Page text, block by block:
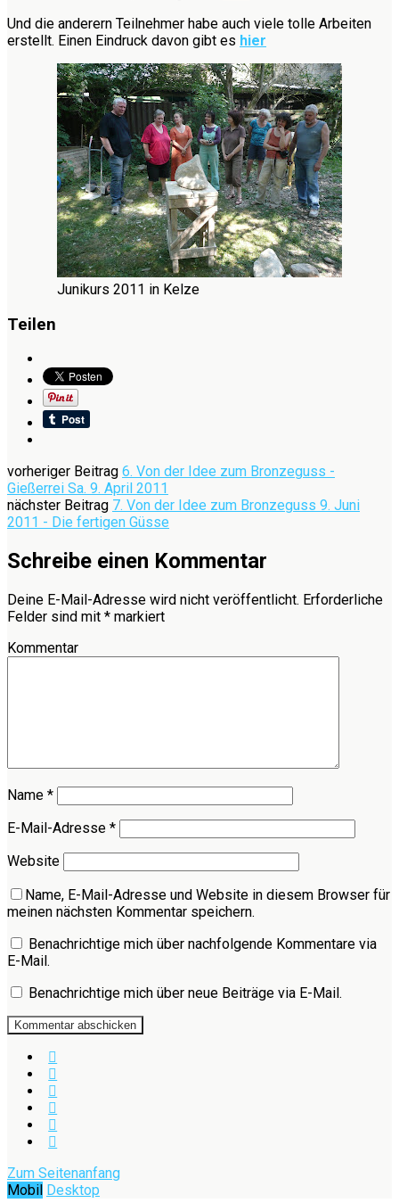
Und die anderern Teilnehmer habe auch viele tolle Arbeiten
erstellt. Einen Eindruck davon gibt es hier
Junikurs 2011 in Kelze
Teilen
vorheriger Beitrag 6. Von der Idee zum Bronzeguss -
Gießerrei Sa. 9. April 2011
nächster Beitrag 7. Von der Idee zum Bronzeguss 9. Juni
2011 - Die fertigen Güsse
Schreibe einen Kommentar
Deine E-Mail-Adresse wird nicht veröffentlicht. Erforderliche
Felder sind mit * markiert
Kommentar
Name *
E-Mail-Adresse *
Website
Name, E-Mail-Adresse und Website in diesem Browser für
meinen nächsten Kommentar speichern.
Benachrichtige mich über nachfolgende Kommentare via
E-Mail.
Benachrichtige mich über neue Beiträge via E-Mail.
Zum Seitenanfang
Mobil Desktop